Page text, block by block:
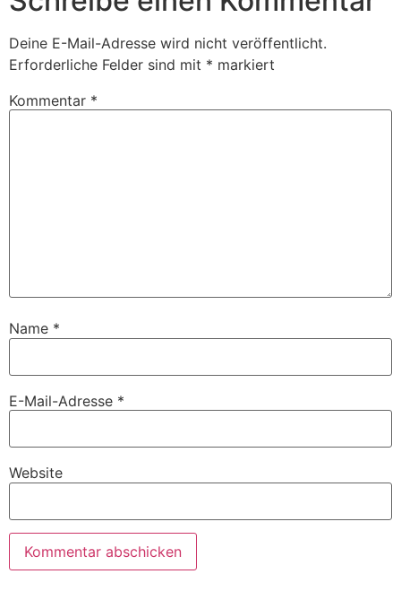
Deine E-Mail-Adresse wird nicht veröffentlicht.
Erforderliche Felder sind mit * markiert
Kommentar *
Name *
E-Mail-Adresse *
Website